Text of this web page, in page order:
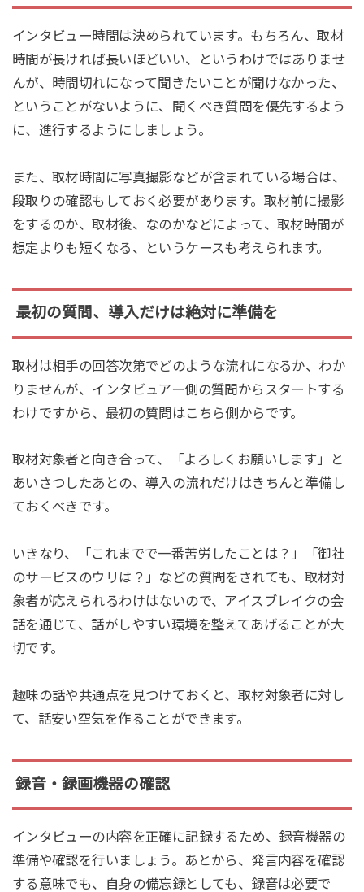
インタビュー時間は決められています。もちろん、取材
時間が長ければ長いほどいい、というわけではありませ
んが、時間切れになって聞きたいことが聞けなかった、
ということがないように、聞くべき質問を優先するよう
に、進行するようにしましょう。
また、取材時間に写真撮影などが含まれている場合は、
段取りの確認もしておく必要があります。取材前に撮影
をするのか、取材後、なのかなどによって、取材時間が
想定よりも短くなる、というケースも考えられます。
最初の質問、導入だけは絶対に準備を
取材は相手の回答次第でどのような流れになるか、わか
りませんが、インタビュアー側の質問からスタートする
わけですから、最初の質問はこちら側からです。
取材対象者と向き合って、「よろしくお願いします」と
あいさつしたあとの、導入の流れだけはきちんと準備し
ておくべきです。
いきなり、「これまでで一番苦労したことは？」「御社
のサービスのウリは？」などの質問をされても、取材対
象者が応えられるわけはないので、アイスブレイクの会
話を通じて、話がしやすい環境を整えてあげることが大
切です。
趣味の話や共通点を見つけておくと、取材対象者に対し
て、話安い空気を作ることができます。
録音・録画機器の確認
インタビューの内容を正確に記録するため、録音機器の
準備や確認を行いましょう。あとから、発言内容を確認
する意味でも、自身の備忘録としても、録音は必要で